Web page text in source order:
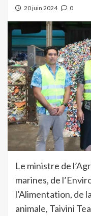
20 juin 2024 0
Le ministre de
marines, de
l’Alimentation, de
animale, Taivini